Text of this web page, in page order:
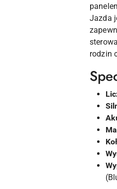
Jazda
rodzin